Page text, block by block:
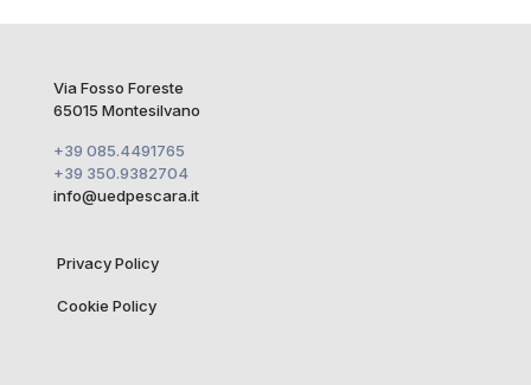
Via Fosso Foreste
65015 Montesilvano
+39 085.4491765
+39 350.9382704
info@uedpescara.it
Privacy Policy
Cookie Policy